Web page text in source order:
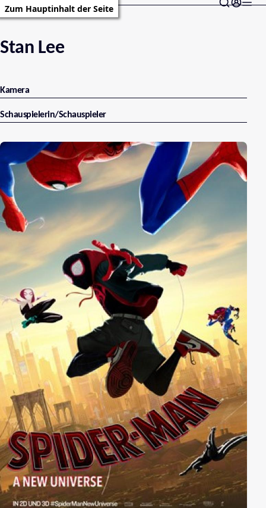
Zum Hauptinhalt der Seite
Stan Lee
Kamera
Schauspielerin/Schauspieler